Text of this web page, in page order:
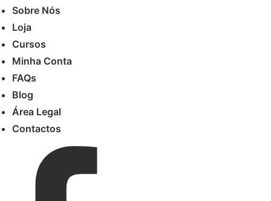
Sobre Nós
Loja
Cursos
Minha Conta
FAQs
Blog
Área Legal
Contactos